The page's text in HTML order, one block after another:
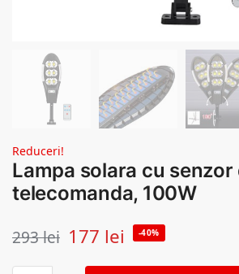
Reduceri!
Lampa solara cu senzor
telecomanda, 100W
293lei 177 lei -40%